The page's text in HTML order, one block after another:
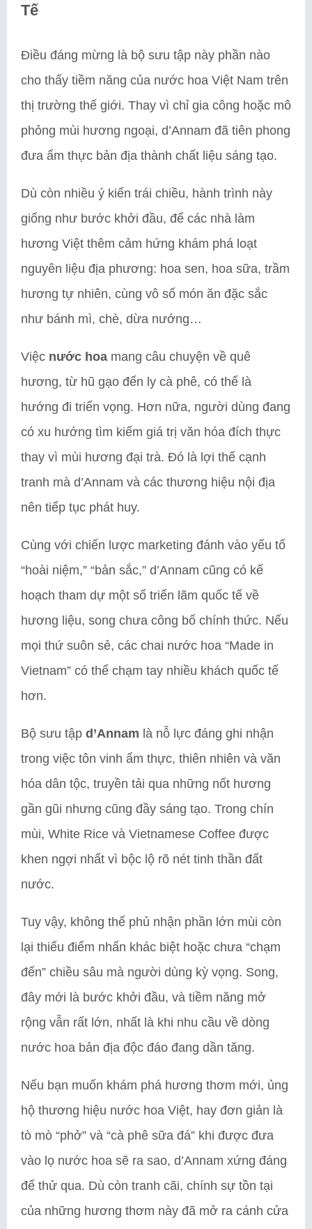
Tế
Điều đáng mừng là bộ sưu tập này phần nào
cho thấy tiềm năng của nước hoa Việt Nam trên
thị trường thế giới. Thay vì chỉ gia công hoặc mô
phỏng mùi hương ngoại, d’Annam đã tiên phong
đưa ẩm thực bản địa thành chất liệu sáng tạo.
Dù còn nhiều ý kiến trái chiều, hành trình này
giống như bước khởi đầu, để các nhà làm
hương Việt thêm cảm hứng khám phá loạt
nguyên liệu địa phương: hoa sen, hoa sữa, trầm
hương tự nhiên, cùng vô số món ăn đặc sắc
như bánh mì, chè, dừa nướng…
Việc nước hoa mang câu chuyện về quê
hương, từ hũ gạo đến ly cà phê, có thể là
hướng đi triển vọng. Hơn nữa, người dùng đang
có xu hướng tìm kiếm giá trị văn hóa đích thực
thay vì mùi hương đại trà. Đó là lợi thế cạnh
tranh mà d’Annam và các thương hiệu nội địa
nên tiếp tục phát huy.
Cùng với chiến lược marketing đánh vào yếu tố
“hoài niệm,” “bản sắc,” d’Annam cũng có kế
hoạch tham dự một số triển lãm quốc tế về
hương liệu, song chưa công bố chính thức. Nếu
mọi thứ suôn sẻ, các chai nước hoa “Made in
Vietnam” có thể chạm tay nhiều khách quốc tế
hơn.
Bộ sưu tập d’Annam là nỗ lực đáng ghi nhận
trong việc tôn vinh ẩm thực, thiên nhiên và văn
hóa dân tộc, truyền tải qua những nốt hương
gần gũi nhưng cũng đầy sáng tạo. Trong chín
mùi, White Rice và Vietnamese Coffee được
khen ngợi nhất vì bộc lộ rõ nét tinh thần đất
nước.
Tuy vậy, không thể phủ nhận phần lớn mùi còn
lại thiếu điểm nhấn khác biệt hoặc chưa “chạm
đến” chiều sâu mà người dùng kỳ vọng. Song,
đây mới là bước khởi đầu, và tiềm năng mở
rộng vẫn rất lớn, nhất là khi nhu cầu về dòng
nước hoa bản địa độc đáo đang dần tăng.
Nếu bạn muốn khám phá hương thơm mới, ủng
hộ thương hiệu nước hoa Việt, hay đơn giản là
tò mò “phở” và “cà phê sữa đá” khi được đưa
vào lọ nước hoa sẽ ra sao, d’Annam xứng đáng
để thử qua. Dù còn tranh cãi, chính sự tồn tại
của những hương thơm này đã mở ra cánh cửa